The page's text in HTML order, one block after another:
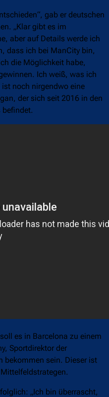
gab er deutschen
„Klar gibt es im
aber auf Details werde ich
dass ich bei ManCity bin,
die Möglichkeit habe,
Ich weiß, was ich
noch nirgendwo eine
der sich seit 2016 in den
befindet.
es in Barcelona zu einem
Sportdirektor der
bekommen sein. Dieser ist
„Ich bin überrascht,